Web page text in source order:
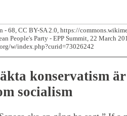
- 68, CC BY-SA 2.0, https://
People's Party - EPP Summit, 22 March
w/index.php?curid=73026242
konservatism
socialism